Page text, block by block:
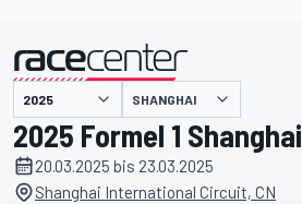
SHANGHAI
2025 Formel 1 Shanghai
20.03.2025 bis 23.03.2025
Shanghai International Circuit, CN